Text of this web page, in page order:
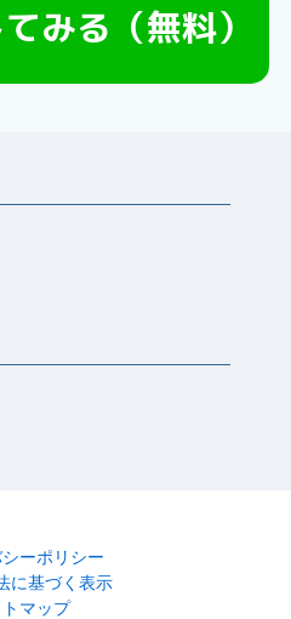
みる（無料）
ーポリシー
に基づく表示
マップ